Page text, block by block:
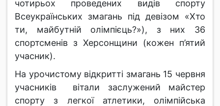
чотирьох проведених видів спорту
Всеукраїнських змагань під девізом «Хто
ти, майбутній олімпієць?»), з них 36
спортсменів з Херсонщини (кожен п’ятий
учасник).
На урочистому відкритті змагань 15 червня
учасників вітали заслужений майстер
спорту з легкої атлетики, олімпійська